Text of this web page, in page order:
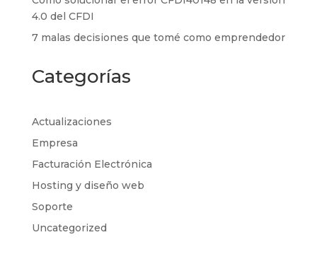
4.0 del CFDI
7 malas decisiones que tomé como emprendedor
Categorías
Actualizaciones
Empresa
Facturación Electrónica
Hosting y diseño web
Soporte
Uncategorized